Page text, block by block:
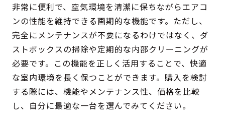
非常に便利で、空気環境を清潔に保ちながらエアコ
ンの性能を維持できる画期的な機能です。ただし、
完全にメンテナンスが不要になるわけではなく、ダ
ストボックスの掃除や定期的な内部クリーニングが
必要です。この機能を正しく活用することで、快適
な室内環境を長く保つことができます。購入を検討
する際には、機能やメンテナンス性、価格を比較
し、自分に最適な一台を選んでみてください。